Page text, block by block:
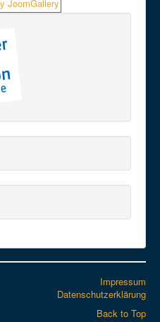
Impressum
Datenschutzerklärung
Back to Top